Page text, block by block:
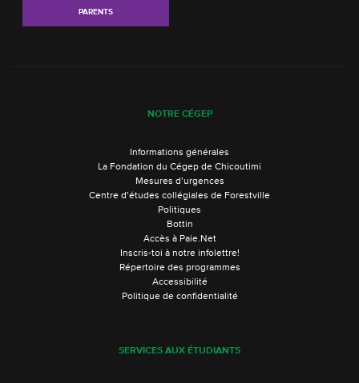
PARENTS
NOTRE CÉGEP
Informations générales
La Fondation du Cégep de Chicoutimi
Mesures d’urgences
Centre d’études collégiales de Forestville
Politiques
Bottin
Accès à Paie.Net
Inscris-toi à notre infolettre!
Répertoire des programmes
Accessibilité
Politique de confidentialité
SERVICES AUX ÉTUDIANTS